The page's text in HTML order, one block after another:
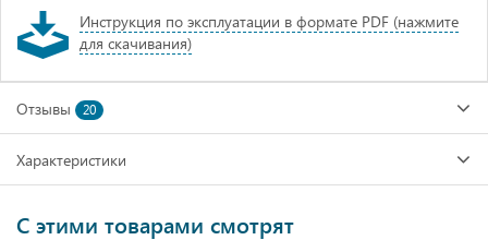
Инструкция по эксплуатации в формате PDF (нажмите
для скачивания)
Отзывы 20
Характеристики
С этими товарами смотрят